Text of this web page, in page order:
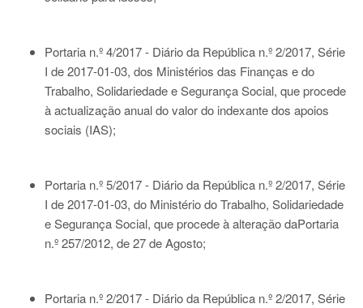
Portaria n.º 4/2017 - Diário da República n.º 2/2017, Série
I de 2017-01-03, dos Ministérios das Finanças e do
Trabalho, Solidariedade e Segurança Social, que procede
à actualização anual do valor do indexante dos apoios
sociais (IAS);
Portaria n.º 5/2017 - Diário da República n.º 2/2017, Série
I de 2017-01-03, do Ministério do Trabalho, Solidariedade
e Segurança Social, que procede à alteração daPortaria
n.º 257/2012, de 27 de Agosto;
Portaria n.º 2/2017 - Diário da República n.º 2/2017, Série